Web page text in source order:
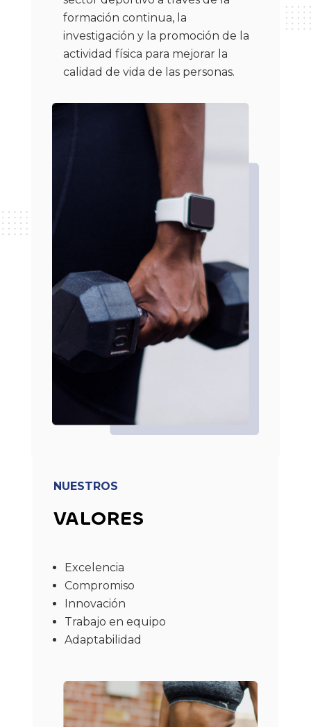
formación continua, la
investigación y la promoción de la
actividad física para mejorar la
calidad de vida de las personas.
NUESTROS
VALORES
Excelencia
Compromiso
Innovación
Trabajo en equipo
Adaptabilidad